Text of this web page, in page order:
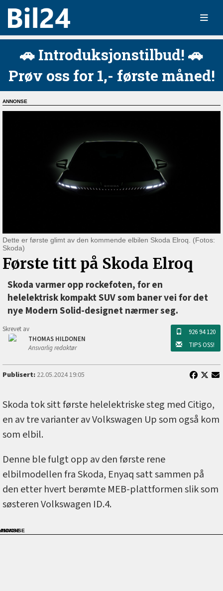
🚗 Introduksjonstilbud! 🚗
Prøv oss for 1,- første måned!
Dette er første glimt av den kommende elbilen Skoda Elroq. (Fotos:
Skoda)
Første titt på Skoda Elroq
Skoda varmer opp rockefoten, for en
helelektrisk kompakt SUV som baner vei for det
nye Modern Solid-designet nærmer seg.
Skrevet av
THOMAS HILDONEN
Ansvarlig redaktør
926 94 120
TIPS OSS!
Publisert:22.05.2024 19:05
Skoda tok sitt første helelektriske steg med Citigo,
en av tre varianter av Volkswagen Up som også kom
som elbil.
Denne ble fulgt opp av den første rene
elbilmodellen fra Skoda, Enyaq satt sammen på
den etter hvert berømte MEB-plattformen slik som
søsteren Volkswagen ID.4.